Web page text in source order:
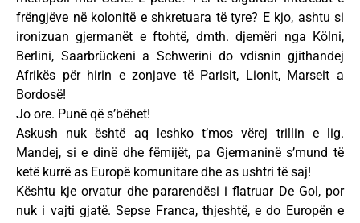
frëngjëve në kolonitë e shkretuara të tyre? E kjo, ashtu si
ironizuan gjermanët e ftohtë, dmth. djemëri nga Kölni,
Berlini, Saarbrückeni a Schwerini do vdisnin gjithandej
Afrikës për hirin e zonjave të Parisit, Lionit, Marseit a
Bordosë!
Jo ore. Punë që s’bëhet!
Askush nuk është aq leshko t’mos vërej trillin e lig.
Mandej, si e dinë dhe fëmijët, pa Gjermaninë s’mund të
ketë kurrë as Europë komunitare dhe as ushtri të saj!
Kështu kje orvatur dhe pararendësi i flatruar De Gol, por
nuk i vajti gjatë. Sepse Franca, thjeshtë, e do Europën e